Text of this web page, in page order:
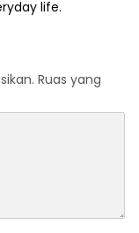
life.
Ruas yang